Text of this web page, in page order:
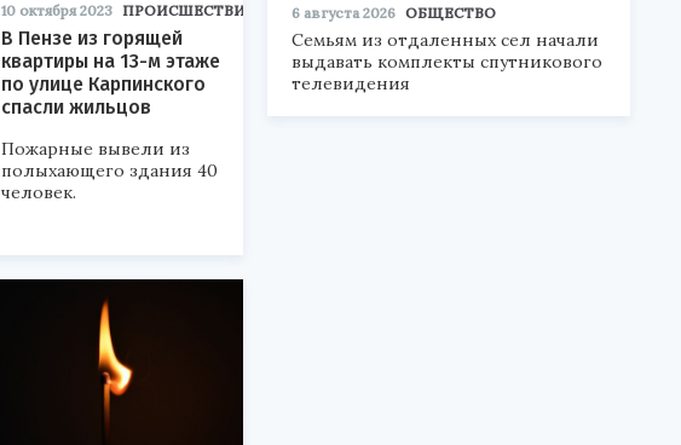
10 октября 2023 ПРОИСШЕСТВИЯ
В Пензе из горящей
квартиры на 13-м этаже
по улице Карпинского
спасли жильцов
Пожарные вывели из
полыхающего здания 40
человек.
6 августа 2026 ОБЩЕСТВО
Семьям из отдаленных сел начали
выдавать комплекты спутникового
телевидения